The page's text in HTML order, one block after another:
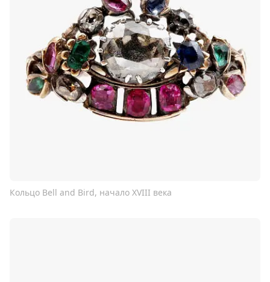
Кольцо Bell and Bird, начало XVIII века